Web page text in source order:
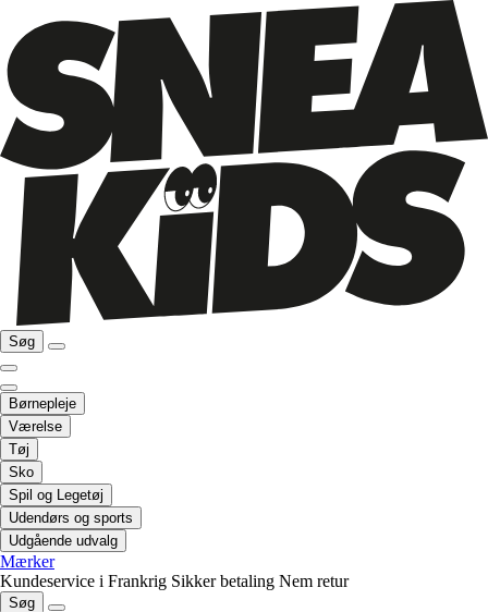
Søg
Børnepleje
Værelse
Tøj
Sko
Spil og Legetøj
Udendørs og sports
Udgående udvalg
Mærker
Kundeservice i Frankrig Sikker betaling Nem retur
Søg